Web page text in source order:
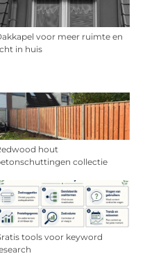
voor meer ruimte en
in huis
hout
collectie
tools voor keyword